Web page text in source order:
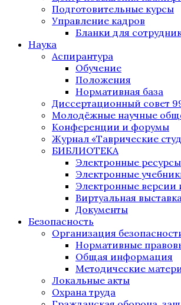
Подготовительные курсы
Управление кадров
Бланки для
Наука
Аспирантура
Обучение
Положения
Нормативная база
Диссертационный совет
Молодёжные научные
Конференции и форумы
Журнал «Таврические
БИБЛИОТЕКА
Электронные ресурсы
Электронные
Электронные
Виртуальная
Документы
Безопасность
Организация
Нормативные
Общая информация
Методические
Локальные акты
Охрана труда